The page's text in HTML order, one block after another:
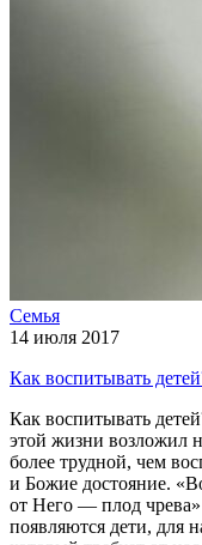
Семья
14 июля 2017
Как воспитывать
Как воспитывать
этой жизни возложил
более трудной, чем
и Божие достояние.
от Него — плод
появляются дети, для